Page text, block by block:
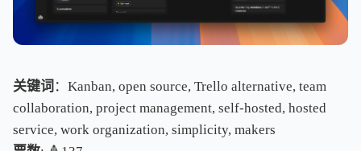
关键词 ：Kanban, open source, Trello alternative, team
collaboration, project management, self-hosted, hosted
service, work organization, simplicity, makers